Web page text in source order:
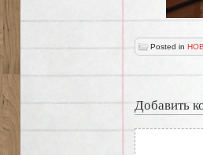
Posted in
Добавить